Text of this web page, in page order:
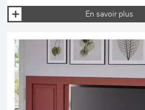
En savoir plus